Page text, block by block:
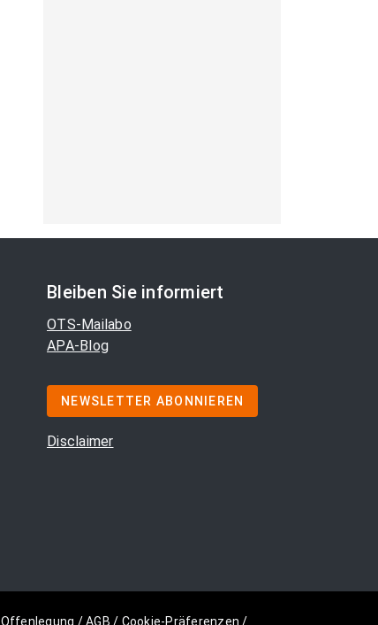
Bleiben Sie informiert
OTS-Mailabo
APA-Blog
NEWSLETTER ABONNIEREN
Disclaimer
Offenlegung /AGB / Cookie-Präferenzen /